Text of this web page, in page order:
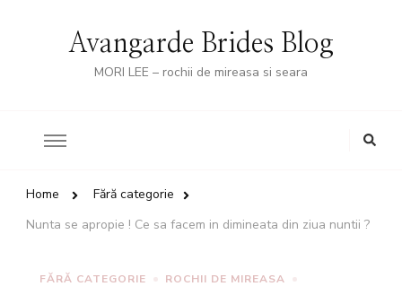
Avangarde Brides Blog
MORI LEE – rochii de mireasa si seara
Home
Fără categorie
Nunta se apropie ! Ce sa facem in dimineata din ziua nuntii ?
FĂRĂ CATEGORIE
ROCHII DE MIREASA